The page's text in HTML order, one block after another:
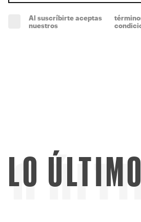
Al suscríbirte aceptas
nuestros
LO ÚLTIMO